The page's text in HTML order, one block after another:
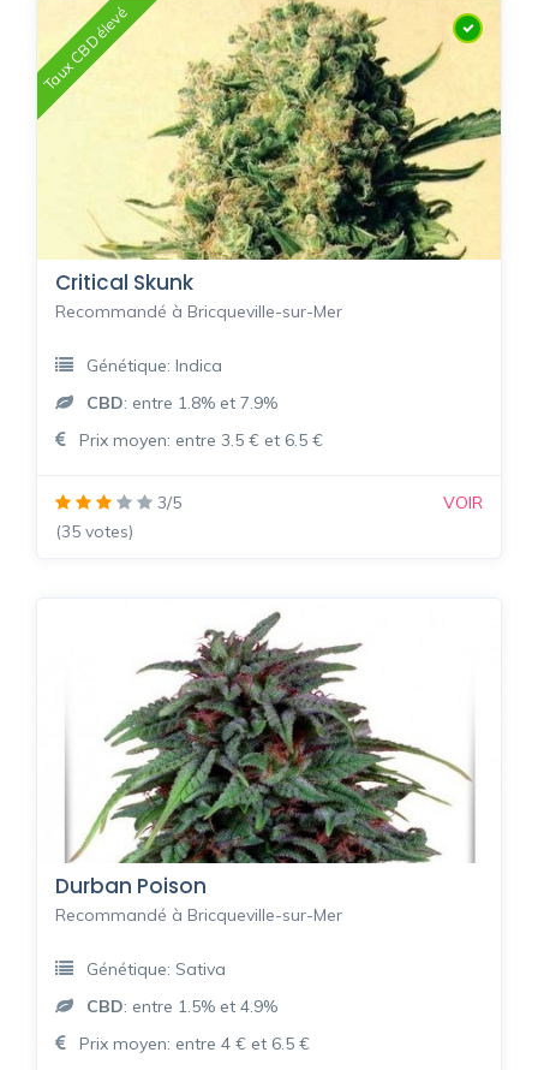
Taux CBD élevé
Critical Skunk
Recommandé à Bricqueville-sur-Mer
Génétique: Indica
CBD: entre 1.8% et 7.9%
Prix moyen: entre 3.5 € et 6.5 €
3/5
(35 votes)
VOIR
Durban Poison
Recommandé à Bricqueville-sur-Mer
Génétique: Sativa
CBD: entre 1.5% et 4.9%
Prix moyen: entre 4 € et 6.5 €